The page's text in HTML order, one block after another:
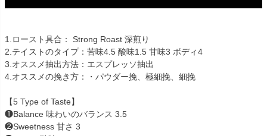
1.ロースト具合： Strong Roast 深煎り
2.テイストのタイプ：苦味4.5 酸味1.5 甘味3 ボディ4
3.オススメ抽出方法：エスプレッソ抽出
4.オススメの挽き方：・パウダー挽、極細挽、細挽
【5 Type of Taste】
❶Balance 味わいのバランス 3.5
❷Sweetness 甘さ 3